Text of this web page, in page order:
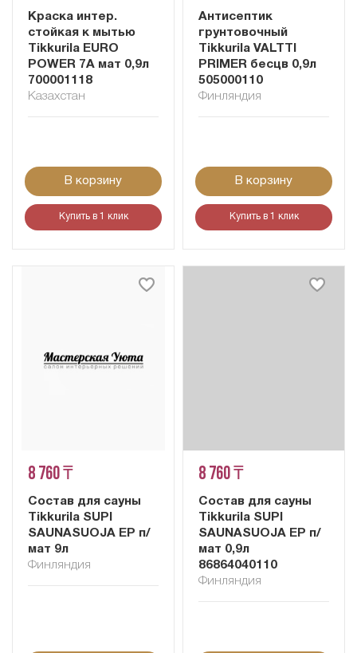
Краска интер.
стойкая к мытью
Tikkurila EURO
POWER 7A мат 0,9л
700001118
Казахстан
В корзину
Купить в 1 клик
Антисептик
грунтовочный
Tikkurila VALTTI
PRIMER бесцв 0,9л
505000110
Финляндия
В корзину
Купить в 1 клик
8 760 ₸
Состав для сауны
Tikkurila SUPI
SAUNASUOJA EP п/
мат 9л
Финляндия
8 760 ₸
Состав для сауны
Tikkurila SUPI
SAUNASUOJA EP п/
мат 0,9л
86864040110
Финляндия